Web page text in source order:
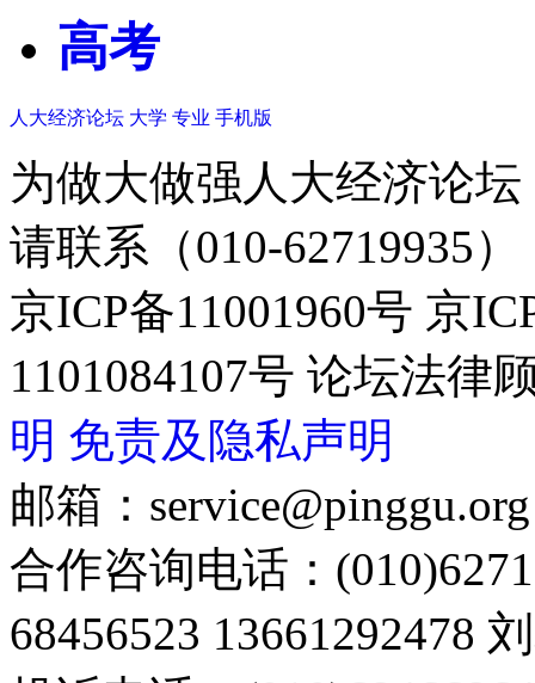
高考
人大经济论坛 大学 专业 手机版
为做大做强人大经济论
请联系（010-62719935）
京ICP备11001960号 京
1101084107号 论坛法律
明 免责及隐私声明
邮箱：service@pinggu.org
合作咨询电话：
68456523 13661292478